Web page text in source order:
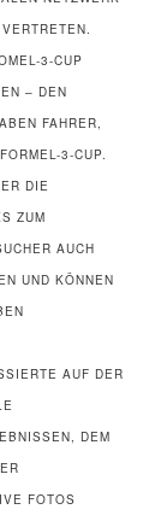
3-CUP
– DEN
FAHRER,
3-CUP.
DIE
ZUM
AUCH
UND KÖNNEN
AUF DER
DEM
FOTOS